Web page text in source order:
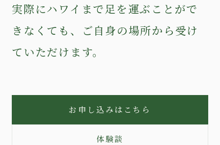
実際にハワイまで足を運ぶことがで
きなくても、ご自身の場所から受け
ていただけます。
お申し込みはこちら
体験談